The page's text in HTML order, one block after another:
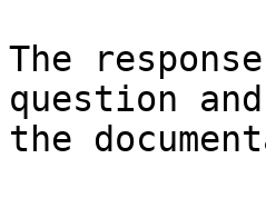
The
question
the